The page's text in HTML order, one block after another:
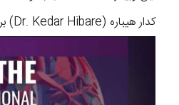
کدار هیباره (Dr. Kedar Hibare) برگزار می‌شود.